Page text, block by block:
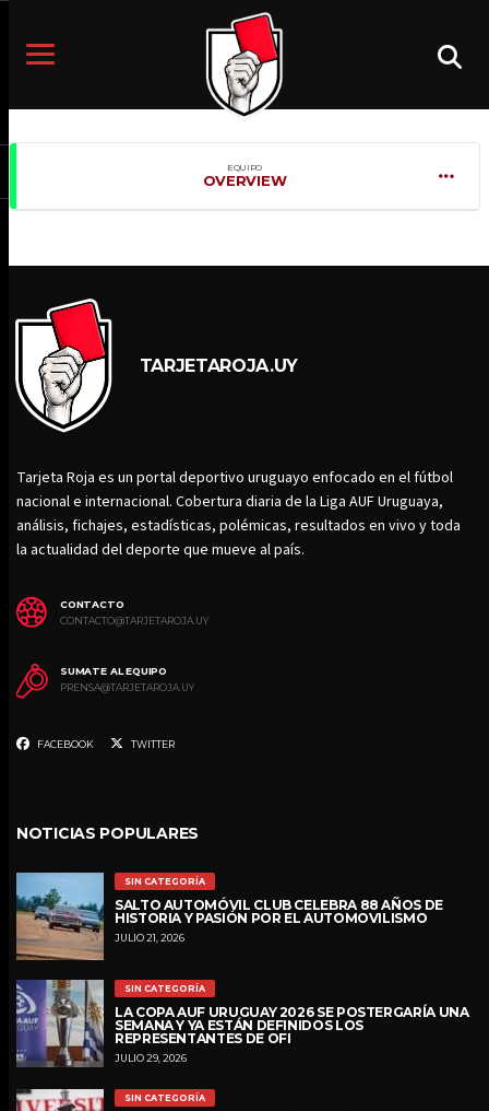
EQUIPO
OVERVIEW
TARJETAROJA.UY
Tarjeta Roja es un portal deportivo uruguayo enfocado en el fútbol
nacional e internacional. Cobertura diaria de la Liga AUF Uruguaya,
análisis, fichajes, estadísticas, polémicas, resultados en vivo y toda
la actualidad del deporte que mueve al país.
CONTACTO
CONTACTO@TARJETAROJA.UY
SUMATE AL EQUIPO
PRENSA@TARJETAROJA.UY
FACEBOOK TWITTER
NOTICIAS POPULARES
SIN CATEGORÍA
SALTO AUTOMÓVIL CLUB CELEBRA 88 AÑOS DE
HISTORIA Y PASIÓN POR EL AUTOMOVILISMO
JULIO 21, 2026
SIN CATEGORÍA
LA COPA AUF URUGUAY 2026 SE POSTERGARÍA UNA
SEMANA Y YA ESTÁN DEFINIDOS LOS
REPRESENTANTES DE OFI
JULIO 29, 2026
SIN CATEGORÍA